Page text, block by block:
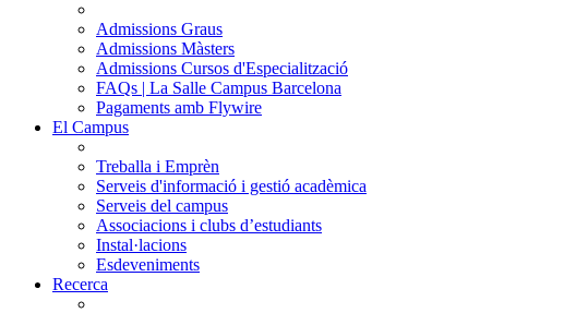
Admissions Graus
Admissions Màsters
Admissions Cursos d'Especialització
FAQs | La Salle Campus Barcelona
Pagaments amb Flywire
El Campus
Treballa i Emprèn
Serveis d'informació i gestió acadèmica
Serveis del campus
Associacions i clubs d’estudiants
Instal·lacions
Esdeveniments
Recerca